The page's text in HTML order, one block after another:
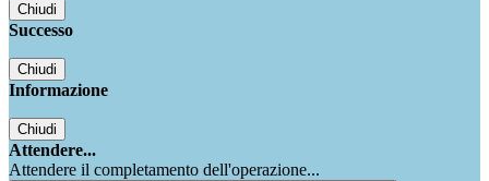
Chiudi
Successo
Chiudi
Informazione
Chiudi
Attendere...
Attendere il completamento dell'operazione...